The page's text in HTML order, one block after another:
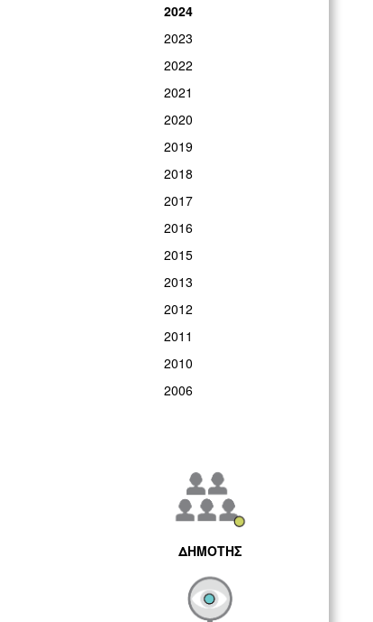
2024
2023
2022
2021
2020
2019
2018
2017
2016
2015
2013
2012
2011
2010
2006
ΔΗΜΟΤΗΣ